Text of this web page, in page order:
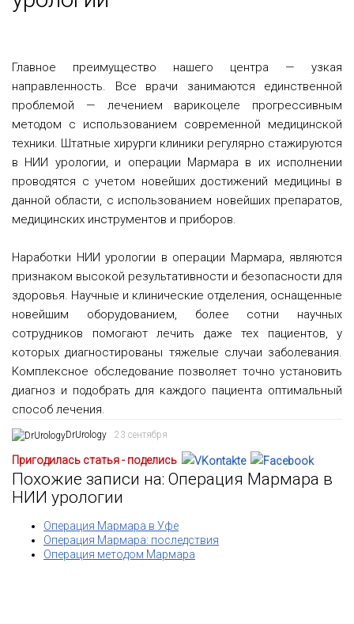
Главное преимущество нашего центра — узкая
направленность. Все врачи занимаются единственной
проблемой — лечением варикоцеле прогрессивным
методом с использованием современной медицинской
техники. Штатные хирурги клиники регулярно стажируются
в НИИ урологии, и операции Мармара в их исполнении
проводятся с учетом новейших достижений медицины в
данной области, с использованием новейших препаратов,
медицинских инструментов и приборов.
Наработки НИИ урологии в операции Мармара, являются
признаком высокой результативности и безопасности для
здоровья. Научные и клинические отделения, оснащенные
новейшим оборудованием, более сотни научных
сотрудников помогают лечить даже тех пациентов, у
которых диагностированы тяжелые случаи заболевания.
Комплексное обследование позволяет точно установить
диагноз и подобрать для каждого пациента оптимальный
способ лечения.
DrUrology 23 сентября
Пригодилась статья - поделись
Похожие записи на: Операция Мармара в
НИИ урологии
Операция Мармара в Уфе
Операция Мармара: последствия
Операция методом Мармара